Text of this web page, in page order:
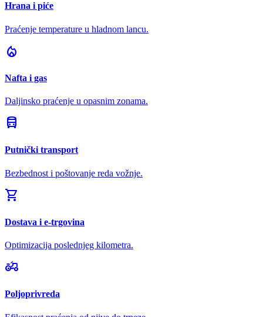
Hrana i piće
Praćenje temperature u hladnom lancu.
local_fire_department
Nafta i gas
Daljinsko praćenje u opasnim zonama.
directions_bus
Putnički transport
Bezbednost i poštovanje reda vožnje.
shopping_cart
Dostava i e-trgovina
Optimizacija poslednjeg kilometra.
agriculture
Poljoprivreda